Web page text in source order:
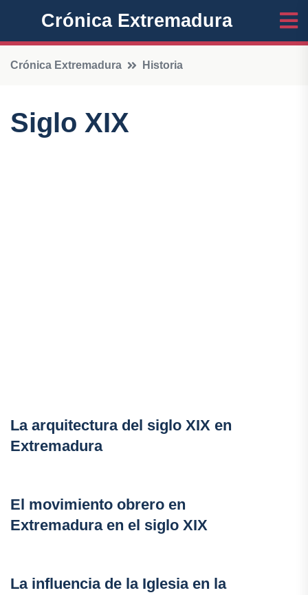
Crónica Extremadura
Crónica Extremadura Historia
Siglo XIX
La arquitectura del siglo XIX en
Extremadura
El movimiento obrero en
Extremadura en el siglo XIX
La influencia de la Iglesia en la